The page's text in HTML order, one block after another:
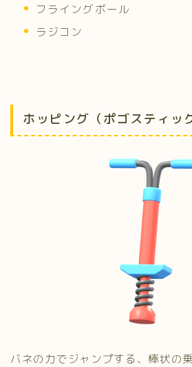
フライングボール
ラジコン
ホッピング（ポゴスティッ
バネの力でジャンプする、棒状の